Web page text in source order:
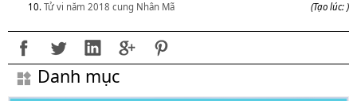
Tử vi năm 2018 cung Nhân Mã
(Tạo lúc: )
Danh mục